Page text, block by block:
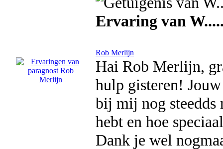
Ervaring van
Rob Merlijn
Hai Rob Merlijn,
hulp gisteren!
bij mij nog steedds
hebt en hoe
Dank je wel